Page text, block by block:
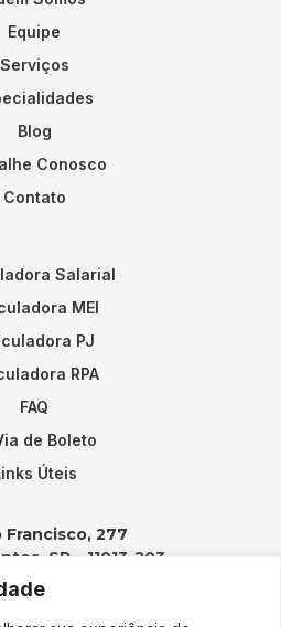
Equipe
Serviços
Blog
Conosco
Contato
Salarial
MEI
PJ
RPA
FAQ
de Boleto
Úteis
Francisco, 277
SP – 11013-203